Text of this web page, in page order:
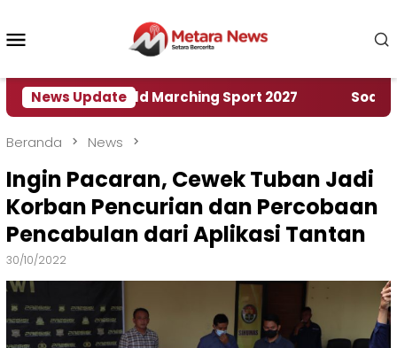
konten
News Update
World Marching Sport 2027 ‎Soal Rencana
Beranda News
Ingin Pacaran, Cewek Tuban Jadi
Korban Pencurian dan Percobaan
Pencabulan dari Aplikasi Tantan
30/10/2022